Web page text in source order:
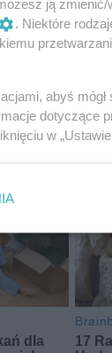
do
do
ją
. Niektóre
abyś
dotyczące
w